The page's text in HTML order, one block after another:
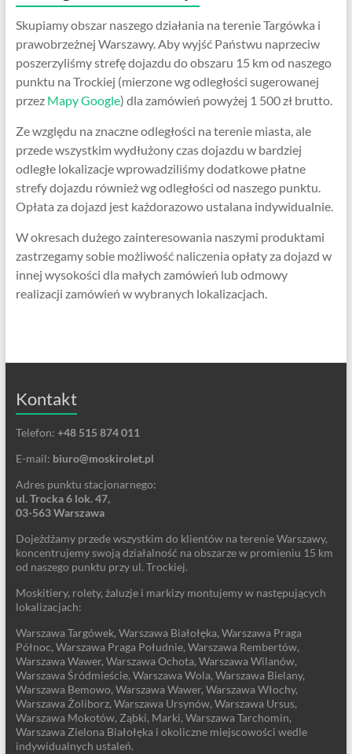
Skupiamy obszar naszego działania na terenie Targówka i
prawobrzeżnej Warszawy. Aby wyjść Państwu naprzeciw
poszerzyliśmy strefę dojazdu do obszaru 15 km od naszego
punktu na Trockiej (mierzone wg odległości sugerowanej
przez Mapy Google) dla zamówień powyżej 1 500 zł brutto.
Ze względu na znaczne odległości na terenie miasta, ale
przede wszystkim wydłużony czas dojazdu w bardziej
odległe lokalizacje wprowadziliśmy dodatkowe płatne
strefy dojazdu również wg odległości od naszego punktu.
Opłata za dojazd jest każdorazowo ustalana indywidualnie.
W okresach dużego zainteresowania naszymi produktami
zastrzegamy sobie możliwość naliczenia opłaty za dojazd w
innej wysokości dla małych zamówień lub odmowy
realizacji zamówień w wybranych lokalizacjach.
Kontakt
Telefon: +48 515 874 011
E-mail: biuro@moskirolet.pl
Adres punktu stacjonarnego:
ul. Trocka 6 lok. 47,
03-563 Warszawa
Dojeżdżamy przede wszystkim do klientów na terenie Warszawy,
koncentrujemy swoją działalność na obszarze w promieniu 15 km
od naszego punktu przy ul. Trockiej.
Moskitiery, rolety, żaluzje i markizy montujemy w następujących
lokalizacjach:
Warszawa Targówek, Warszawa Białołęka, Warszawa Praga
Północ, Warszawa Praga Południe, Warszawa Rembertów,
Warszawa Wawer, Warszawa Ochota, Warszawa Wilanów,
Warszawa Śródmieście, Warszawa Wola, Warszawa Bielany,
Warszawa Bemowo, Warszawa Wawer, Warszawa Włochy,
Warszawa Żoliborz, Warszawa Ursynów, Warszawa Ursus,
Warszawa Mokotów, Ząbki, Marki, Warszawa Tarchomin,
Warszawa Zielona Białołęka i okoliczne miejscowości wedle
indywidualnych ustaleń.